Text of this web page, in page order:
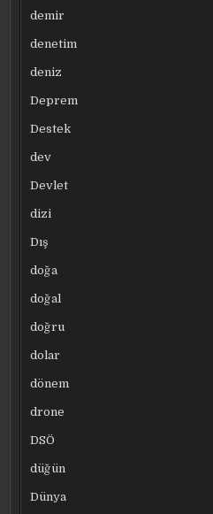
demir
denetim
deniz
Deprem
Destek
dev
Devlet
dizi
Dış
doğa
doğal
doğru
dolar
dönem
drone
DSÖ
düğün
Dünya